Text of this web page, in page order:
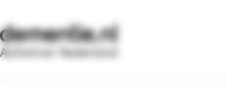
Alzheimer Nederland